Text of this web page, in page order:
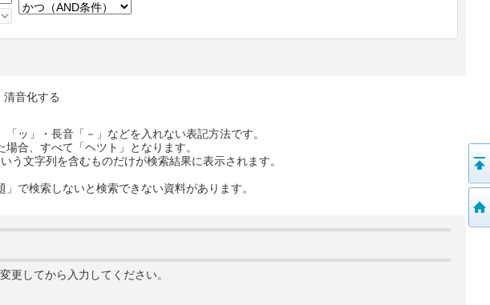
清音化する
ッ」・長音「－」などを入れない表記方法です。
合、すべて「ヘツト」となります。
う文字列を含むものだけが検索結果に表示されます。
で検索しないと検索できない資料があります。
してから入力してください。